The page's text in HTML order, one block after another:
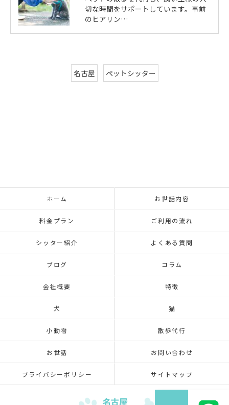
切な時間をサポートしています。事前
のヒアリン…
名古屋 ペットシッター
ホーム お世話内容
料金プラン ご利用の流れ
シッター紹介 よくある質問
ブログ コラム
会社概要 特徴
犬 猫
小動物 散歩代行
お世話 お問い合わせ
プライバシーポリシー サイトマップ